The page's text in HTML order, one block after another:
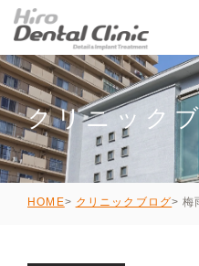
クリニック
HOME クリニックブログ 梅